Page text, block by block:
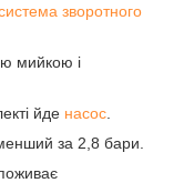
зворотного
мийкою і
йде насос
за 2,8 бари.